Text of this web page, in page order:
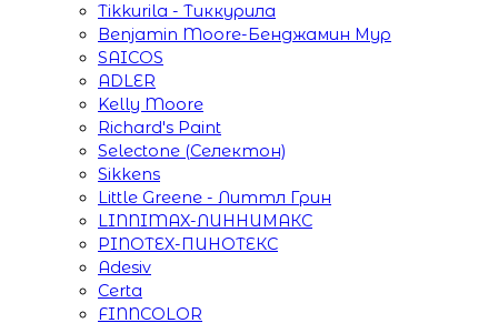
Tikkurila - Тиккурила
Benjamin Moore-Бенджамин Мур
SAICOS
ADLER
Kelly Moore
Richard's Paint
Selectone (Селектон)
Sikkens
Little Greene - Литтл Грин
LINNIMAX-ЛИННИМАКС
PINOTEX-ПИНОТЕКС
Adesiv
Certa
FINNCOLOR